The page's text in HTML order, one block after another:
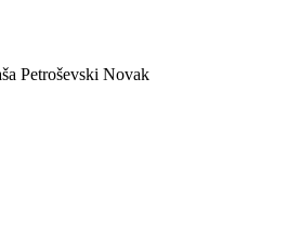
Petroševski Novak